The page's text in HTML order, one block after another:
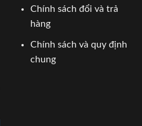
Chính sách đổi và trả
hàng
Chính sách và quy định
chung